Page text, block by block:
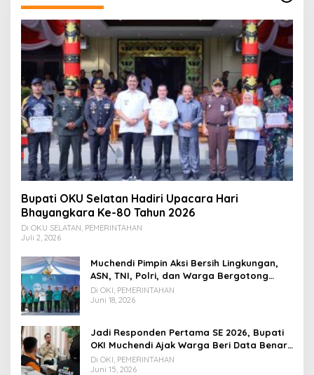
Bupati OKU Selatan Hadiri Upacara Hari
Bhayangkara Ke-80 Tahun 2026
Di OKU SELATAN, PEMERINTAHAN
Juli 2, 2026
Muchendi Pimpin Aksi Bersih Lingkungan,
ASN, TNI, Polri, dan Warga Bergotong
Royong
Di OKI, PEMERINTAHAN
Juni 18, 2026
Jadi Responden Pertama SE 2026, Bupati
OKI Muchendi Ajak Warga Beri Data Benar
ke Petugas BPS
Di OKI, PEMERINTAHAN
Juni 15, 2026